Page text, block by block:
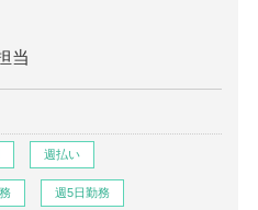
当
週払い
週5日勤務